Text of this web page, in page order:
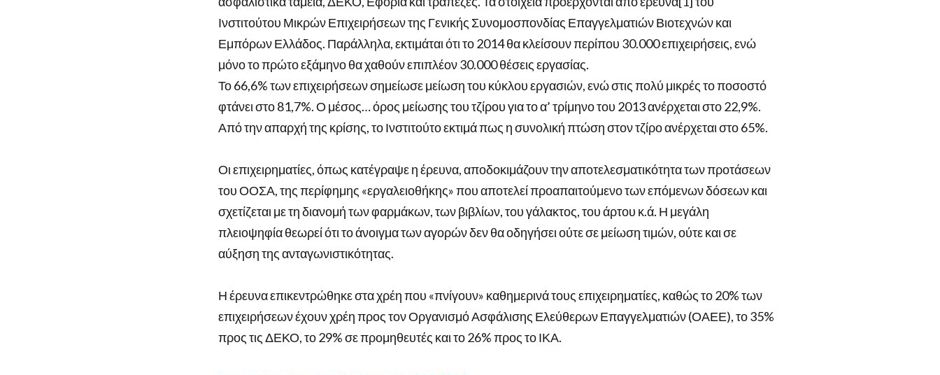
Ινστιτούτου Μικρών Επιχειρήσεων της Γενικής Συνομοσπονδίας Επαγγελματιών Βιοτεχνών και
Εμπόρων Ελλάδος. Παράλληλα, εκτιμάται ότι το 2014 θα κλείσουν περίπου 30.000 επιχειρήσεις, ενώ
μόνο το πρώτο εξάμηνο θα χαθούν επιπλέον 30.000 θέσεις εργασίας.
Το 66,6% των επιχειρήσεων σημείωσε μείωση του κύκλου εργασιών, ενώ στις πολύ μικρές το ποσοστό
φτάνει στο 81,7%. Ο μέσος… όρος μείωσης του τζίρου για το α’ τρίμηνο του 2013 ανέρχεται στο 22,9%.
Από την απαρχή της κρίσης, το Ινστιτούτο εκτιμά πως η συνολική πτώση στον τζίρο ανέρχεται στο 65%.
Οι επιχειρηματίες, όπως κατέγραψε η έρευνα, αποδοκιμάζουν την αποτελεσματικότητα των προτάσεων
του ΟΟΣΑ, της περίφημης «εργαλειοθήκης» που αποτελεί προαπαιτούμενο των επόμενων δόσεων και
σχετίζεται με τη διανομή των φαρμάκων, των βιβλίων, του γάλακτος, του άρτου κ.ά. Η μεγάλη
πλειοψηφία θεωρεί ότι το άνοιγμα των αγορών δεν θα οδηγήσει ούτε σε μείωση τιμών, ούτε και σε
αύξηση της ανταγωνιστικότητας.
Η έρευνα επικεντρώθηκε στα χρέη που «πνίγουν» καθημερινά τους επιχειρηματίες, καθώς το 20% των
επιχειρήσεων έχουν χρέη προς τον Οργανισμό Ασφάλισης Ελεύθερων Επαγγελματιών (ΟΑΕΕ), το 35%
προς τις ΔΕΚΟ, το 29% σε προμηθευτές και το 26% προς το ΙΚΑ.